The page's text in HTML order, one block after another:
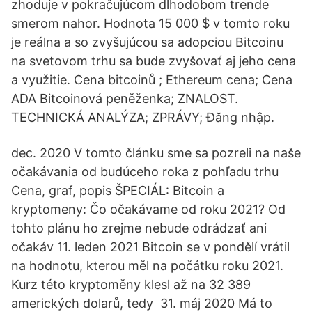
zhoduje v pokračujúcom dlhodobom trende
smerom nahor. Hodnota 15 000 $ v tomto roku
je reálna a so zvyšujúcou sa adopciou Bitcoinu
na svetovom trhu sa bude zvyšovať aj jeho cena
a využitie. Cena bitcoinů ; Ethereum cena; Cena
ADA Bitcoinová peněženka; ZNALOST.
TECHNICKÁ ANALÝZA; ZPRÁVY; Đăng nhập.
dec. 2020 V tomto článku sme sa pozreli na naše
očakávania od budúceho roka z pohľadu trhu
Cena, graf, popis ŠPECIÁL: Bitcoin a
kryptomeny: Čo očakávame od roku 2021? Od
tohto plánu ho zrejme nebude odrádzať ani
očakáv 11. leden 2021 Bitcoin se v pondělí vrátil
na hodnotu, kterou měl na počátku roku 2021.
Kurz této kryptoměny klesl až na 32 389
amerických dolarů, tedy 31. máj 2020 Má to